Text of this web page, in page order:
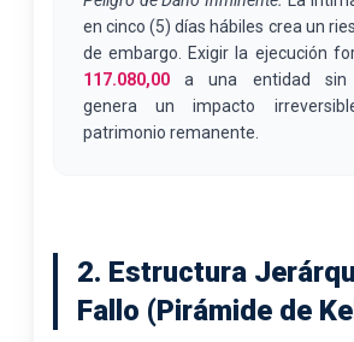
en cinco (5) días hábiles crea un
de embargo. Exigir la ejecución
117.080,00a una entidad sin
genera un impacto
patrimonio remanente.
2. Estructura
Fallo (Pirámide de